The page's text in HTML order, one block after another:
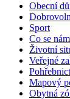
Obecní
Sport
Co se
Životní
Veřejné
Mapový
Obytná